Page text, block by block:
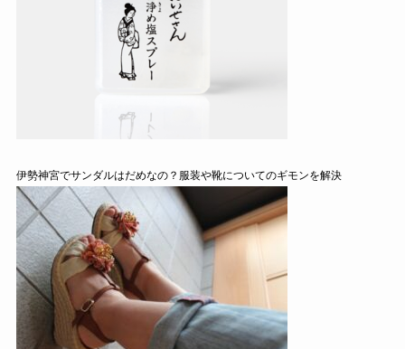
伊勢神宮でサンダルはだめなの？服装や靴についてのギモンを解決